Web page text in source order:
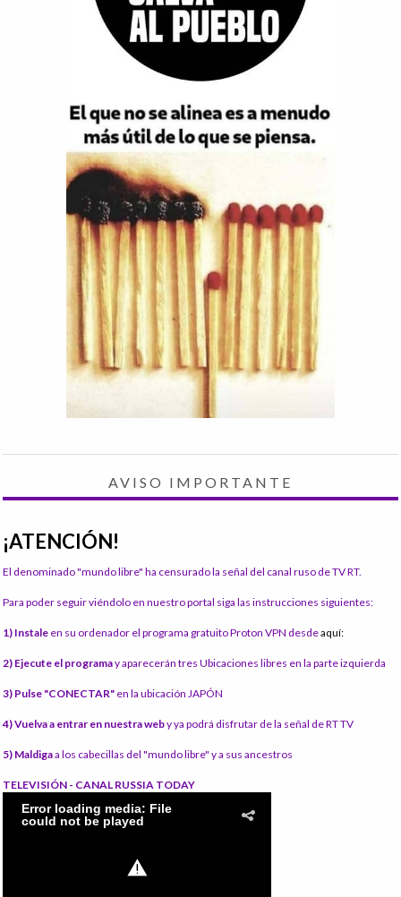
AVISO IMPORTANTE
¡ATENCIÓN!
El denominado "mundo libre" ha censurado la señal del canal ruso de TV RT.
Para poder seguir viéndolo en nuestro portal siga las instrucciones siguientes:
1) Instale en su ordenador el programa gratuito Proton VPN desdeaquí:
2) Ejecute el programay aparecerán tres Ubicaciones libres en la parte izquierda
3) Pulse "CONECTAR" en la ubicación JAPÓN
4) Vuelva a entrar en nuestra weby ya podrá disfrutar de la señal de RT TV
5) Maldigaa los cabecillas del "mundo libre" y a sus ancestros
TELEVISIÓN - CANAL RUSSIA TODAY